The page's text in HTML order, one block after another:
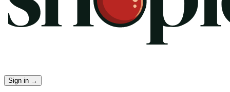
Sign in →